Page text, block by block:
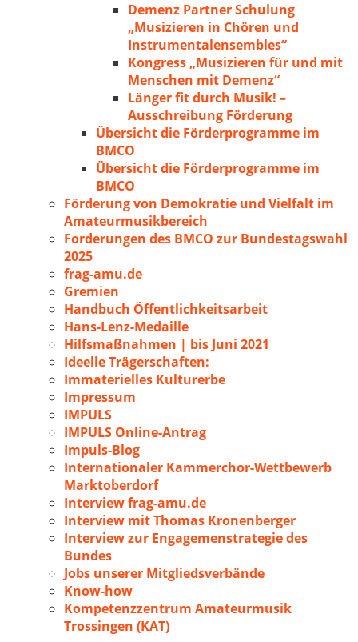
Demenz Partner Schulung
„Musizieren in Chören und
Instrumentalensembles“
Kongress „Musizieren für und mit
Menschen mit Demenz“
Länger fit durch Musik! –
Ausschreibung Förderung
Übersicht die Förderprogramme im
BMCO
Übersicht die Förderprogramme im
BMCO
Förderung von Demokratie und Vielfalt im
Amateurmusikbereich
Forderungen des BMCO zur Bundestagswahl
2025
frag-amu.de
Gremien
Handbuch Öffentlichkeitsarbeit
Hans-Lenz-Medaille
Hilfsmaßnahmen | bis Juni 2021
Ideelle Trägerschaften:
Immaterielles Kulturerbe
Impressum
IMPULS
IMPULS Online-Antrag
Impuls-Blog
Internationaler Kammerchor-Wettbewerb
Marktoberdorf
Interview frag-amu.de
Interview mit Thomas Kronenberger
Interview zur Engagemenstrategie des
Bundes
Jobs unserer Mitgliedsverbände
Know-how
Kompetenzzentrum Amateurmusik
Trossingen (KAT)